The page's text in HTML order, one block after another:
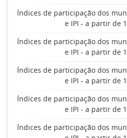
Índices de participação dos
e IPI - a partir de
Índices de participação dos
e IPI - a partir de
Índices de participação dos
e IPI - a partir de
Índices de participação dos
e IPI - a partir de
Índices de participação dos